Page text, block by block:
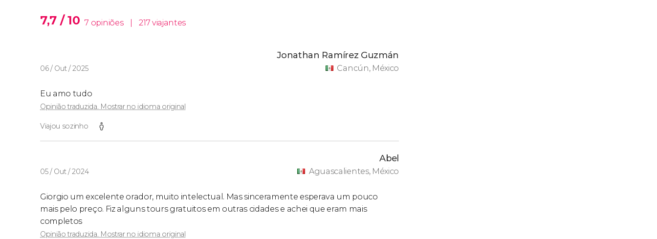
7,7 / 10 7 opiniões 217 viajantes
06 / Out / 2025
Jonathan Ramírez Guzmán
Cancún, México
Eu amo tudo
Opinião traduzida. Mostrar no idioma original
Viajou sozinho
05 / Out / 2024
Abel
Aguascalientes, México
Giorgio um excelente orador, muito intelectual. Mas sinceramente esperava um pouco
mais pelo preço. Fiz alguns tours gratuitos em outras cidades e achei que eram mais
completos
Opinião traduzida. Mostrar no idioma original